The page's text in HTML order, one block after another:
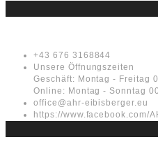
+43 676 3168844
Unsere Öffnungszeiten
Geschäft: Montag - Freitag
Online: Montag - Sonntag
office@ahr-eibisberger.eu
https://www.facebook.com/